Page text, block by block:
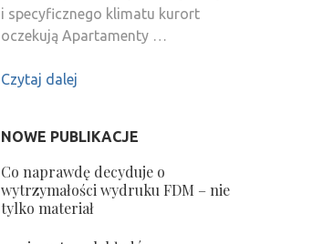
i specyficznego klimatu kurort
oczekują Apartamenty …
Czytaj dalej
NOWE PUBLIKACJE
Co naprawdę decyduje o
wytrzymałości wydruku FDM – nie
tylko materiał